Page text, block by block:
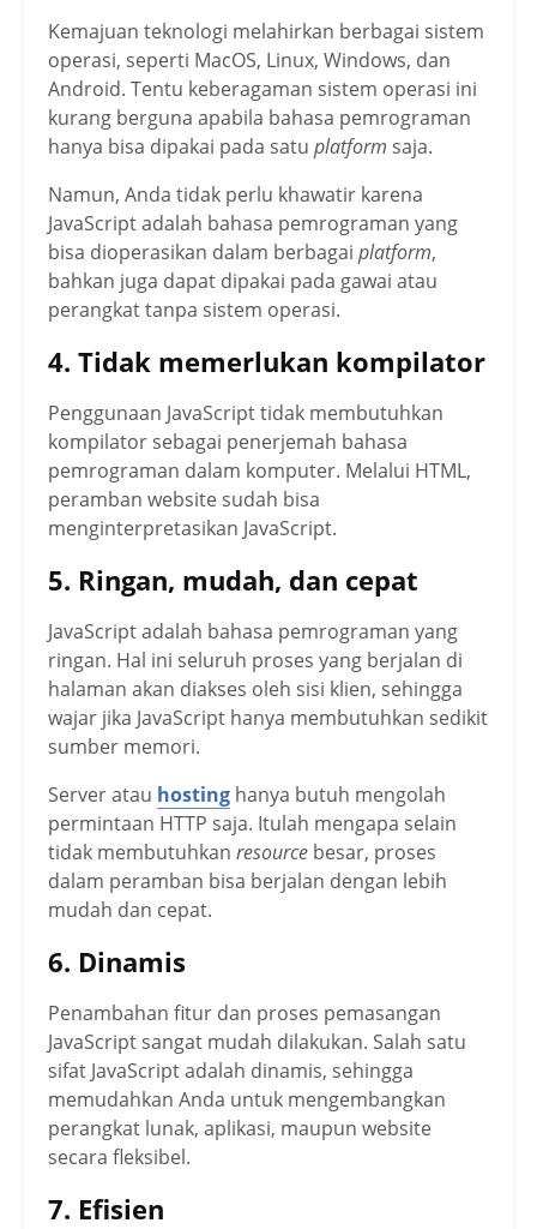
Kemajuan teknologi melahirkan berbagai sistem
operasi, seperti MacOS, Linux, Windows, dan
Android. Tentu keberagaman sistem operasi ini
kurang berguna apabila bahasa pemrograman
hanya bisa dipakai pada satu platform saja.
Namun, Anda tidak perlu khawatir karena
JavaScript adalah bahasa pemrograman yang
bisa dioperasikan dalam berbagai platform,
bahkan juga dapat dipakai pada gawai atau
perangkat tanpa sistem operasi.
4. Tidak memerlukan kompilator
Penggunaan JavaScript tidak membutuhkan
kompilator sebagai penerjemah bahasa
pemrograman dalam komputer. Melalui HTML,
peramban website sudah bisa
menginterpretasikan JavaScript.
5. Ringan, mudah, dan cepat
JavaScript adalah bahasa pemrograman yang
ringan. Hal ini seluruh proses yang berjalan di
halaman akan diakses oleh sisi klien, sehingga
wajar jika JavaScript hanya membutuhkan sedikit
sumber memori.
Server atau hosting hanya butuh mengolah
permintaan HTTP saja. Itulah mengapa selain
tidak membutuhkan resource besar, proses
dalam peramban bisa berjalan dengan lebih
mudah dan cepat.
6. Dinamis
Penambahan fitur dan proses pemasangan
JavaScript sangat mudah dilakukan. Salah satu
sifat JavaScript adalah dinamis, sehingga
memudahkan Anda untuk mengembangkan
perangkat lunak, aplikasi, maupun website
secara fleksibel.
7. Efisien